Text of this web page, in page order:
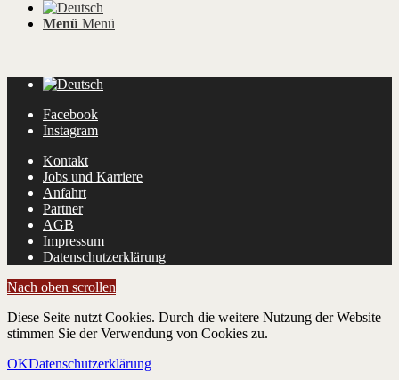
Menü Menü
Facebook
Instagram
Kontakt
Jobs und Karriere
Anfahrt
Partner
AGB
Impressum
Datenschutzerklärung
Nach oben scrollen
Diese Seite nutzt Cookies. Durch die weitere Nutzung der Website
stimmen Sie der Verwendung von Cookies zu.
OKDatenschutzerklärung